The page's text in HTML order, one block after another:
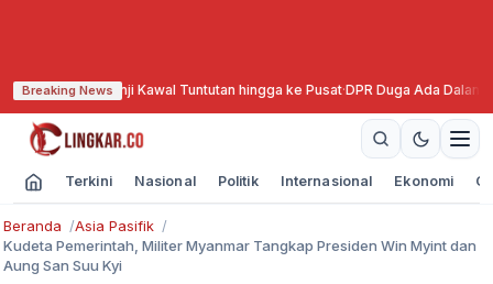
Breaking News
Janji Kawal Tuntutan hingga ke Pusat· DPR Duga Ada Dalang di
Terkini Nasional Politik Internasional Ekonomi
Beranda
Asia Pasifik
Kudeta Pemerintah, Militer Myanmar Tangkap Presiden Win Myint dan
Aung San Suu Kyi